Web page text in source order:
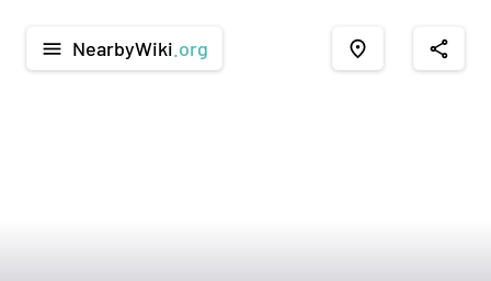
menu NearbyWiki .org place share